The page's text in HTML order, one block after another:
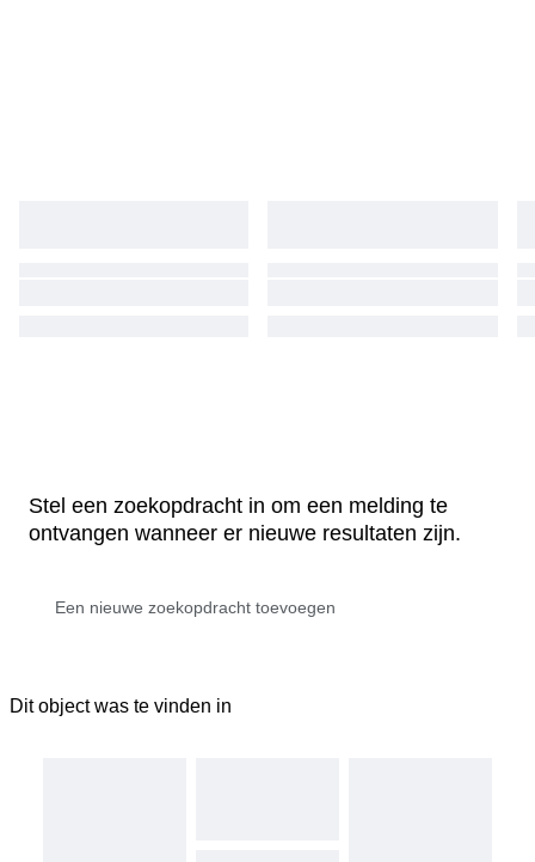
Stel een zoekopdracht in om een melding te
ontvangen wanneer er nieuwe resultaten zijn.
Dit object was te vinden in